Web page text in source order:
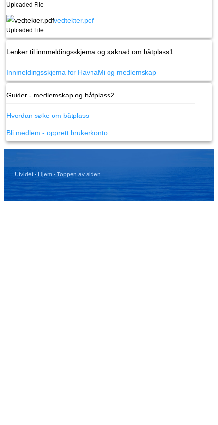
Uploaded File
vedtekter.pdf
Uploaded File
Lenker til innmeldingsskjema og søknad om båtplass1
Innmeldingsskjema for HavnaMi og medlemskap
Guider - medlemskap og båtplass2
Hvordan søke om båtplass
Bli medlem - opprett brukerkonto
Utvidet• Hjem• Toppen av siden